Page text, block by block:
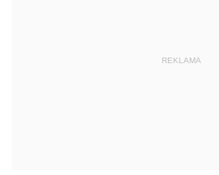
REKLAMA